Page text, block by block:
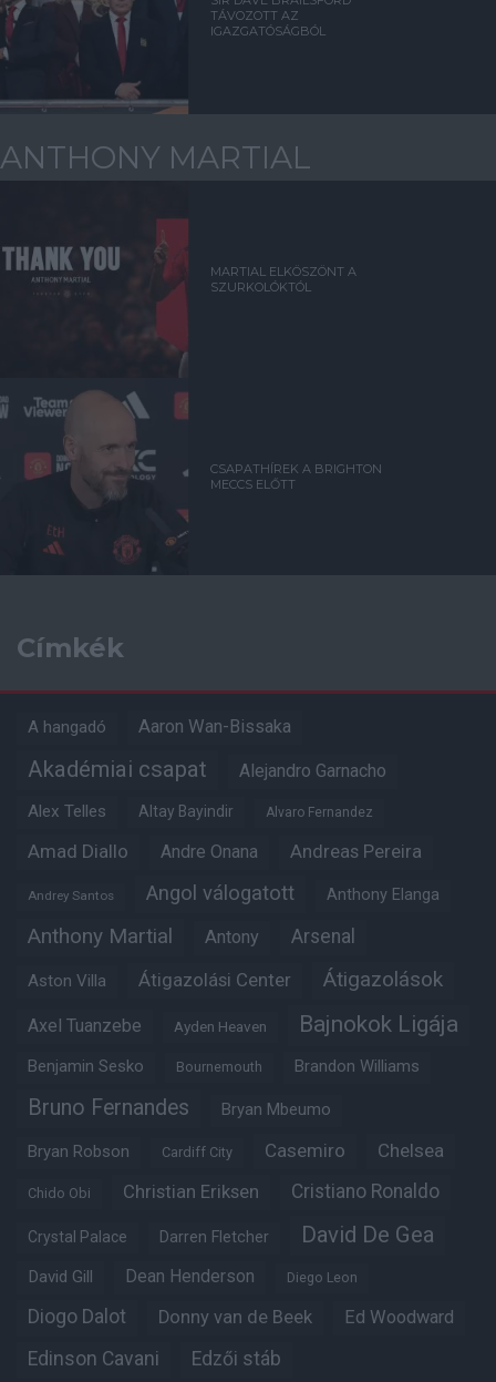
TÁVOZOTT AZ
IGAZGATÓSÁGBÓL
ANTHONY MARTIAL
MARTIAL ELKÖSZÖNT A
SZURKOLÓKTÓL
CSAPATHÍREK A BRIGHTON
MECCS ELŐTT
Címkék
A hangadó Aaron Wan-Bissaka
Akadémiai csapat Alejandro Garnacho
Alex Telles Altay Bayindir Alvaro Fernandez
Amad Diallo Andre Onana Andreas Pereira
Andrey Santos Angol válogatott Anthony Elanga
Anthony Martial Antony Arsenal
Aston Villa Átigazolási Center Átigazolások
Axel Tuanzebe Ayden Heaven Bajnokok Ligája
Benjamin Sesko Bournemouth Brandon Williams
Bruno Fernandes Bryan Mbeumo
Bryan Robson Cardiff City Casemiro Chelsea
Chido Obi Christian Eriksen Cristiano Ronaldo
Crystal Palace Darren Fletcher David De Gea
David Gill Dean Henderson Diego Leon
Diogo Dalot Donny van de Beek Ed Woodward
Edinson Cavani Edzői stáb